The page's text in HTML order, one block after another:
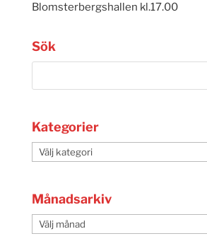
Blomsterbergshallen kl.17.00
Sök
Kategorier
Kategorier
Månadsarkiv
Månadsarkiv